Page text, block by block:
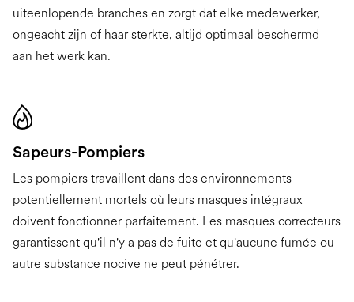
uiteenlopende branches en zorgt dat elke medewerker,
ongeacht zijn of haar sterkte, altijd optimaal beschermd
aan het werk kan.
Sapeurs-Pompiers
Les pompiers travaillent dans des environnements
potentiellement mortels où leurs masques intégraux
doivent fonctionner parfaitement. Les masques correcteurs
garantissent qu'il n'y a pas de fuite et qu'aucune fumée ou
autre substance nocive ne peut pénétrer.